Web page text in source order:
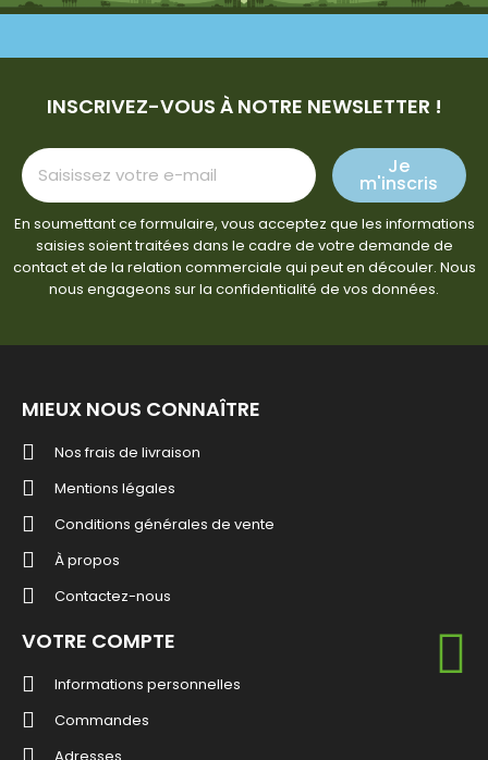
INSCRIVEZ-VOUS À NOTRE NEWSLETTER !
Je
m'inscris
En soumettant ce formulaire, vous acceptez que les informations
saisies soient traitées dans le cadre de votre demande de
contact et de la relation commerciale qui peut en découler. Nous
nous engageons sur la confidentialité de vos données.
MIEUX NOUS CONNAÎTRE
Nos frais de livraison
Mentions légales
Conditions générales de vente
À propos
Contactez-nous
VOTRE COMPTE
Informations personnelles
Commandes